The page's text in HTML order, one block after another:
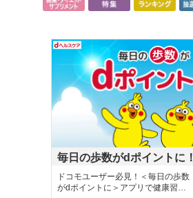
毎日の歩数がdポイントに！
ドコモユーザー必見！＜毎日の歩数
がdポイントに＞アプリで健康習慣